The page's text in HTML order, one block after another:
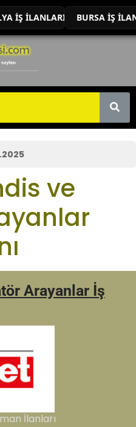
İŞ İLANLARI BURSA İŞ
ve
Arayanlar İş
İlanları